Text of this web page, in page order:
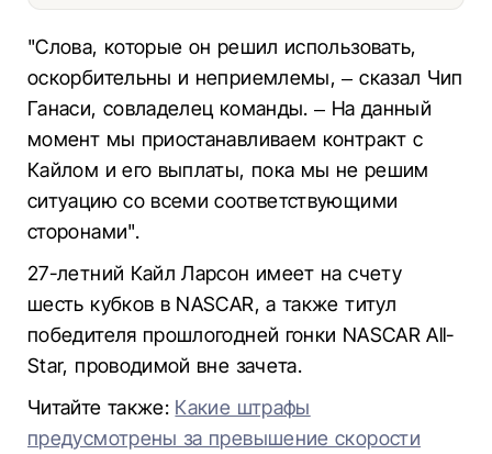
"Слова, которые он решил использовать,
оскорбительны и неприемлемы, – сказал Чип
Ганаси, совладелец команды. – На данный
момент мы приостанавливаем контракт с
Кайлом и его выплаты, пока мы не решим
ситуацию со всеми соответствующими
сторонами".
27-летний Кайл Ларсон имеет на счету
шесть кубков в NASCAR, а также титул
победителя прошлогодней гонки NASCAR All-
Star, проводимой вне зачета.
Читайте также: Какие штрафы
предусмотрены за превышение скорости